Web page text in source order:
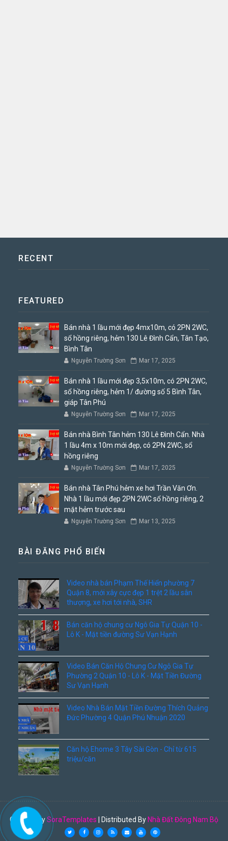
RECENT
FEATURED
Bán nhà 1 lầu mới đẹp 4mx10m, có 2PN 2WC,
sổ hồng riêng, hẻm 130 Lê Đình Cẩn, Tân Tạo,
Bình Tân
Nguyễn Trường Sơn Mar 17, 2025
Bán nhà 1 lầu mới đẹp 3,5x10m, có 2PN 2WC,
sổ hồng riêng, hẻm 1/ đường số 5 Bình Tân,
giáp Tân Phú
Nguyễn Trường Sơn Mar 17, 2025
Bán nhà Bình Tân hẻm 130 Lê Đình Cẩn. Nhà
1 lầu 4m x 10m mới đẹp, có 2PN 2WC, sổ
hồng riêng
Nguyễn Trường Sơn Mar 17, 2025
Bán nhà Tân Phú hẻm xe hơi Trần Văn Ơn.
Nhà 1 lầu mới đẹp 2PN 2WC sổ hồng riêng, 2
mặt hẻm trước sau
Nguyễn Trường Sơn Mar 13, 2025
BÀI ĐĂNG PHỔ BIẾN
Video nhà bán Phạm Thế Hiển phường 7
Quận 8, mới xây cực đẹp 1 trệt 2 lầu sân
thượng, xe hơi tới nhà, SHR
Bán căn hộ chung cư Ngô Gia Tự Quận 10 -
Lô K - Mặt tiền đường Sư Vạn Hạnh
Video Bán Căn Hộ Chung Cư Ngô Gia Tự
Phường 2 Quận 10 - Lô K - Mặt Tiền Đường
Sư Vạn Hạnh
Video Nhà Bán Mặt Tiền Đường Thích Quảng
Đức Phường 4 Quận Phú Nhuận 2020
Căn hộ Ehome 3 Tây Sài Gòn - Chỉ từ 615
triệu/căn
Created BySoraTemplates | Distributed By Nhà Đất Đông Nam Bộ